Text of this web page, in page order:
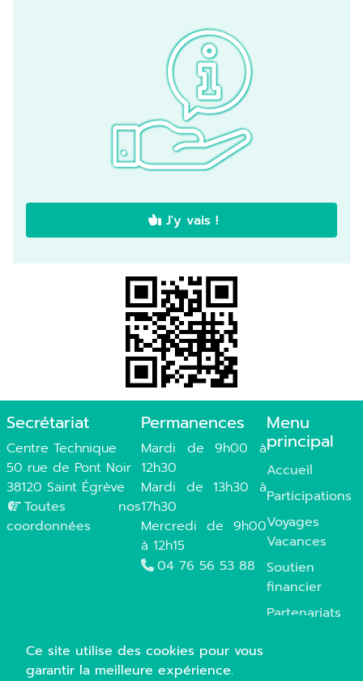
Ce site utilise des cookies pour vous
garantir la meilleure expérience.
J'y vais !
Secrétariat
Centre Technique
50 rue de Pont Noir
38120 Saint Égrève
Toutes nos
coordonnées
Permanences
Mardi de 9h00 à
12h30
Mardi de 13h30 à
17h30
Mercredi de 9h00
à 12h15
04 76 56 53 88
Menu
principal
Accueil
Participations
Voyages
Vacances
Soutien
financier
Partenariats